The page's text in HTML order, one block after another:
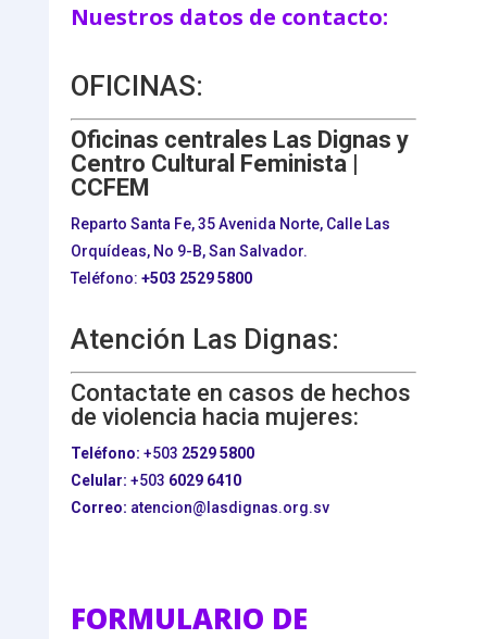
Nuestros datos de contacto:
OFICINAS:
Oficinas centrales Las Dignas y
Centro Cultural Feminista |
CCFEM
Reparto Santa Fe, 35 Avenida Norte, Calle Las
Orquídeas, No 9-B, San Salvador.
Teléfono: +503 2529 5800
Atención Las Dignas:
Contactate en casos de hechos
de violencia hacia mujeres:
Teléfono: +503 2529 5800
Celular: +503 6029 6410
Correo: atencion@lasdignas.org.sv
FORMULARIO DE